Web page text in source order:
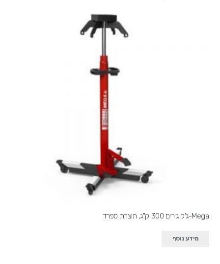
Mega-ג'ק גירים 300 ק"ג, תוצרת ספרד
מידע נוסף